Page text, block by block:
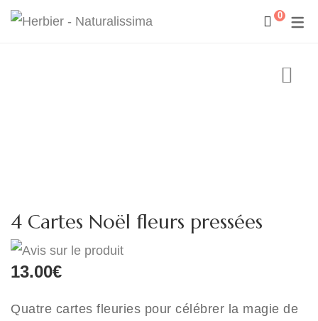
0
4 Cartes Noël fleurs pressées
13.00€
Quatre cartes fleuries pour célébrer la magie de